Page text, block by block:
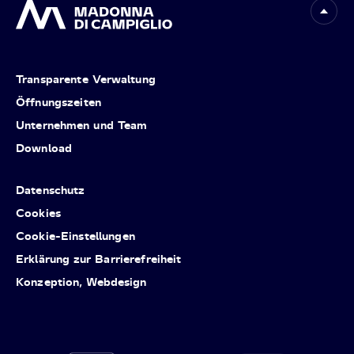
Transparente Verwaltung
Öffnungszeiten
Unternehmen und Team
Download
Datenschutz
Cookies
Cookie-Einstellungen
Erklärung zur Barrierefreiheit
Konzeption, Webdesign